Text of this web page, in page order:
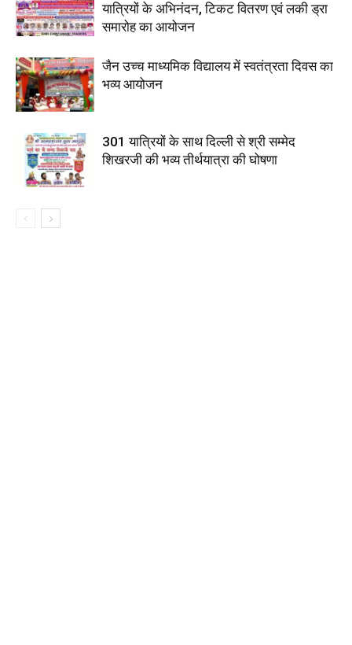
यात्रियों के अभिनंदन, टिकट वितरण एवं लकी ड्रा
समारोह का आयोजन
जैन उच्च माध्यमिक विद्यालय में स्वतंत्रता दिवस का
भव्य आयोजन
301 यात्रियों के साथ दिल्ली से श्री सम्मेद
शिखरजी की भव्य तीर्थयात्रा की घोषणा